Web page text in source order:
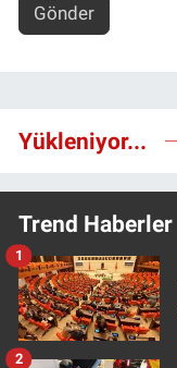
Gönder
Yükleniyor...
Trend Haberler
1
2